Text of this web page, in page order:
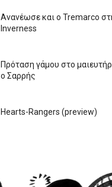
Ανανέωσε και ο Tremarco
Inverness
Πρόταση γάμου στο
ο Σαρρής
Hearts-Rangers (preview)